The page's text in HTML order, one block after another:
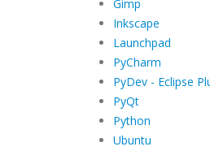
Gimp
Inkscape
Launchpad
PyCharm
PyDev - Eclipse
PyQt
Python
Ubuntu